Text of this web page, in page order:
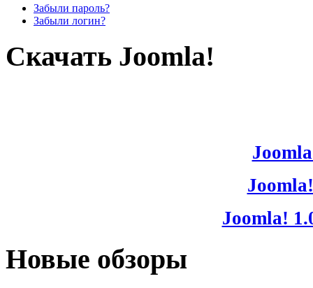
Забыли пароль?
Забыли логин?
Скачать Joomla!
Joomla!
Новые обзоры